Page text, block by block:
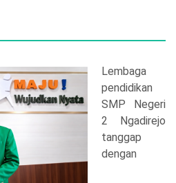
Lembaga
pendidikan
SMP Negeri
2 Ngadirejo
tanggap
dengan